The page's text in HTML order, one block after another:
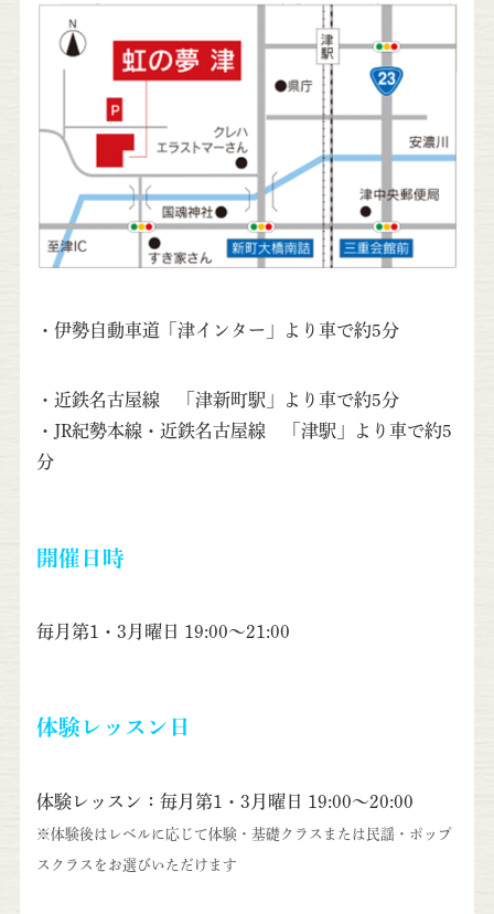
・伊勢自動車道「津インター」より車で約5分
・近鉄名古屋線 「津新町駅」より車で約5分
・JR紀勢本線・近鉄名古屋線 「津駅」より車で約5
分
開催日時
毎月第1・3月曜日 19:00～21:00
体験レッスン日
体験レッスン：毎月第1・3月曜日 19:00～20:00
※体験後はレベルに応じて体験・基礎クラスまたは民謡・ポップ
スクラスをお選びいただけます